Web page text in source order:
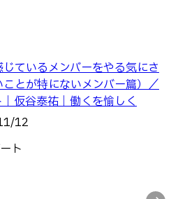
ているメンバーをやる気にさ
とが特にないメンバー篇）／
仮谷泰祐｜働くを愉しく
12
ト